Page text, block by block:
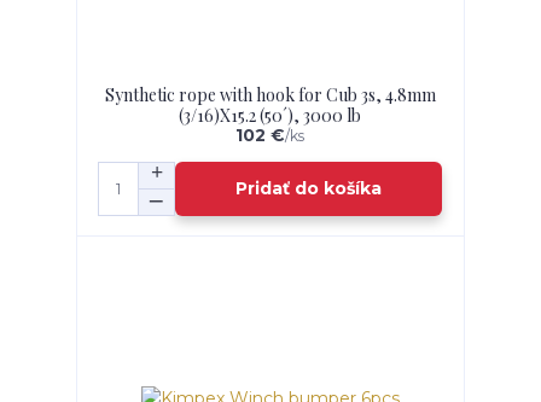
Synthetic rope with hook for Cub 3s, 4.8mm
(3/16)X15.2 (50´), 3000 lb
102 €/ks
Pridať do košíka